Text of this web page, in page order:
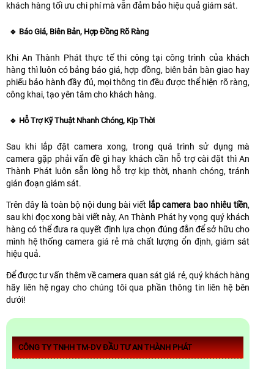
khách hàng tối ưu chi phí mà vẫn đảm bảo hiệu quả giám sát.
🔹 Báo Giá, Biên Bản, Hợp Đồng Rõ Ràng
Khi An Thành Phát thực tế thi công tại công trình của khách
hàng thì luôn có bảng báo giá, hợp đồng, biên bản bàn giao hay
phiếu bảo hành đầy đủ, mọi thông tin đều được thể hiện rõ ràng,
công khai, tạo yên tâm cho khách hàng.
🔹 Hỗ Trợ Kỹ Thuật Nhanh Chóng, Kịp Thời
Sau khi lắp đặt camera xong, trong quá trình sử dụng mà
camera gặp phải vấn đề gì hay khách cần hỗ trợ cài đặt thì An
Thành Phát luôn sẵn lòng hỗ trợ kịp thời, nhanh chóng, tránh
gián đoạn giám sát.
Trên đây là toàn bộ nội dung bài viết lắp camera bao nhiêu tiền,
sau khi đọc xong bài viết này, An Thành Phát hy vọng quý khách
hàng có thể đưa ra quyết định lựa chọn đúng đắn để sở hữu cho
mình hệ thống camera giá rẻ mà chất lượng ổn định, giám sát
hiệu quả.
Để được tư vấn thêm về camera quan sát giá rẻ, quý khách hàng
hãy liên hệ ngay cho chúng tôi qua phần thông tin liên hệ bên
dưới!
CÔNG TY TNHH TM-DV ĐẦU TƯ AN THÀNH PHÁT